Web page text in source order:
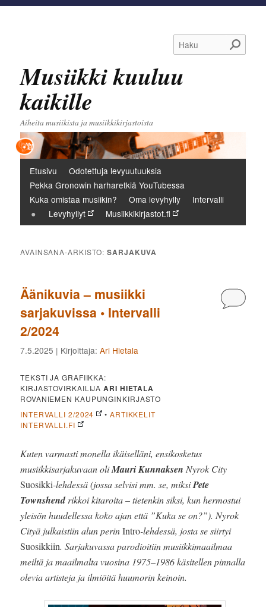
Haku
Musiikki kuuluu
kaikille
Aiheita musiikista ja musiikkikirjastoista
Päävalikko
Etusivu
Odotettuja levyuutuuksia
Pekka Gronowin harharetkiä YouTubessa
Kuka omistaa musiikin?
Oma levyhylly
Intervalli
Levyhyllyt
Musiikkikirjastot.fi
AVAINSANA-ARKISTO:SARJAKUVA
Äänikuvia – musiikki
sarjakuvissa • Intervalli
2/2024
7.5.2025 | Kirjoittaja:Ari Hietala
TEKSTI JA GRAFIIKKA:
KIRJASTOVIRKAILIJAARI HIETALA
ROVANIEMEN KAUPUNGINKIRJASTO
INTERVALLI 2/2024
• ARTIKKELIT
INTERVALLI.FI
Kuten varmasti monella ikäiselläni, ensikosketus
musiikkisarjakuvaan oliMauri Kunnaksen Nyrok City
Suosikki-lehdessä (jossa selvisi mm. se, miksiPete
Townshendrikkoi kitaroita – tietenkin siksi, kun hermostui
yleisön huudellessa koko ajan että ”Kuka se on?”). Nyrok
Cityä julkaistiin alun perinIntro-lehdessä, josta se siirtyi
Suosikkiin. Sarjakuvassa parodioitiin musiikkimaailmaa
meiltä ja maailmalta vuosina 1975–1986 käsitellen pinnalla
olevia artisteja ja ilmiöitä huumorin keinoin.